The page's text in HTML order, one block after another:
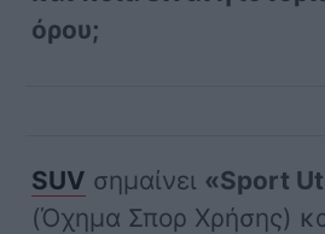
όρου;
SUV σημαίνει «Sport
(Όχημα Σπορ Χρήσης)